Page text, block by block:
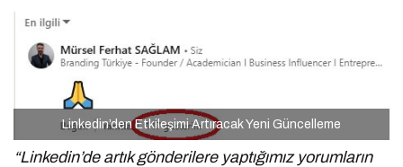
Linkedin’den Etkileşimi Artıracak Yeni Güncelleme
“Linkedin’de artık gönderilere yaptığımız yorumların